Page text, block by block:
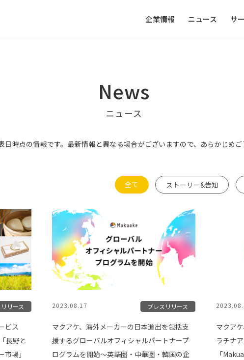
企業情報 ニュース サ
News
ニュース
日時点の情報です。最新情報と異なる場合がございますので、あらかじめご
全て ストーリー&告知
リース
ビス
長野と
場」
2023.08.17 プレスリリース
マクアケ、海外メーカーの日本進出を包括支
援するグローバルオフィシャルパートナープ
ログラムを開始〜英語圏・中華圏・韓国の企
マクア
ラチナ
「